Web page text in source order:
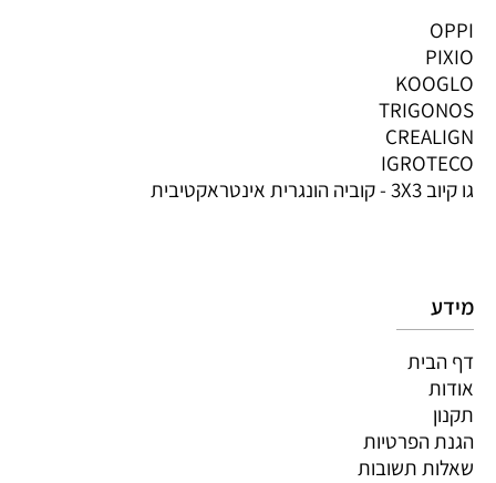
OPPI
PIXIO
KOOGLO
TRIGONOS
CREALIGN
IGROTECO
גו קיוב 3X3 - קוביה הונגרית אינטראקטיבית
מידע
דף הבית
אודות
תקנון
הגנת הפרטיות
שאלות תשובות